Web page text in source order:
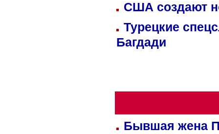
США создают
Турецкие
Багдади
Бывшая жена